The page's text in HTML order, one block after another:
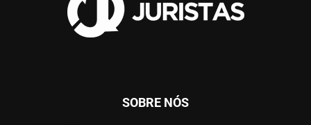
SOBRE NÓS